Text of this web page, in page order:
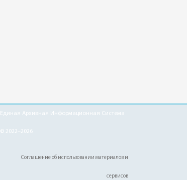
Единая Архивная Информационная Система
© 2022–2026
Соглашение об использовании материалов и
сервисов